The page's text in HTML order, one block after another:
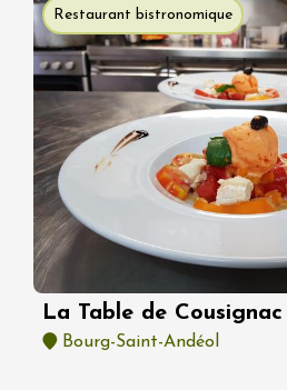
Restaurant bistronomique
La Table de Cousignac
Bourg-Saint-Andéol